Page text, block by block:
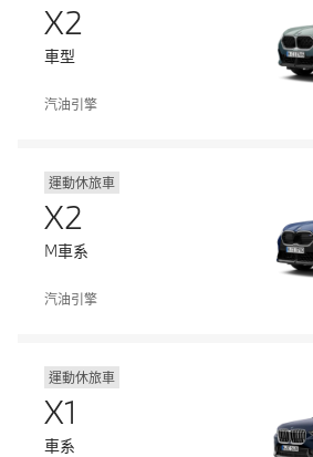
X2
車型
汽油引擎
運動休旅車
X2
M車系
汽油引擎
運動休旅車
X1
車系